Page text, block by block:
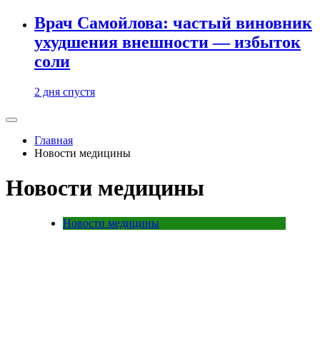
Врач Самойлова: частый виновник
ухудшения внешности — избыток
соли
2 дня спустя
Главная
Новости медицины
Новости медицины
Новости медицины